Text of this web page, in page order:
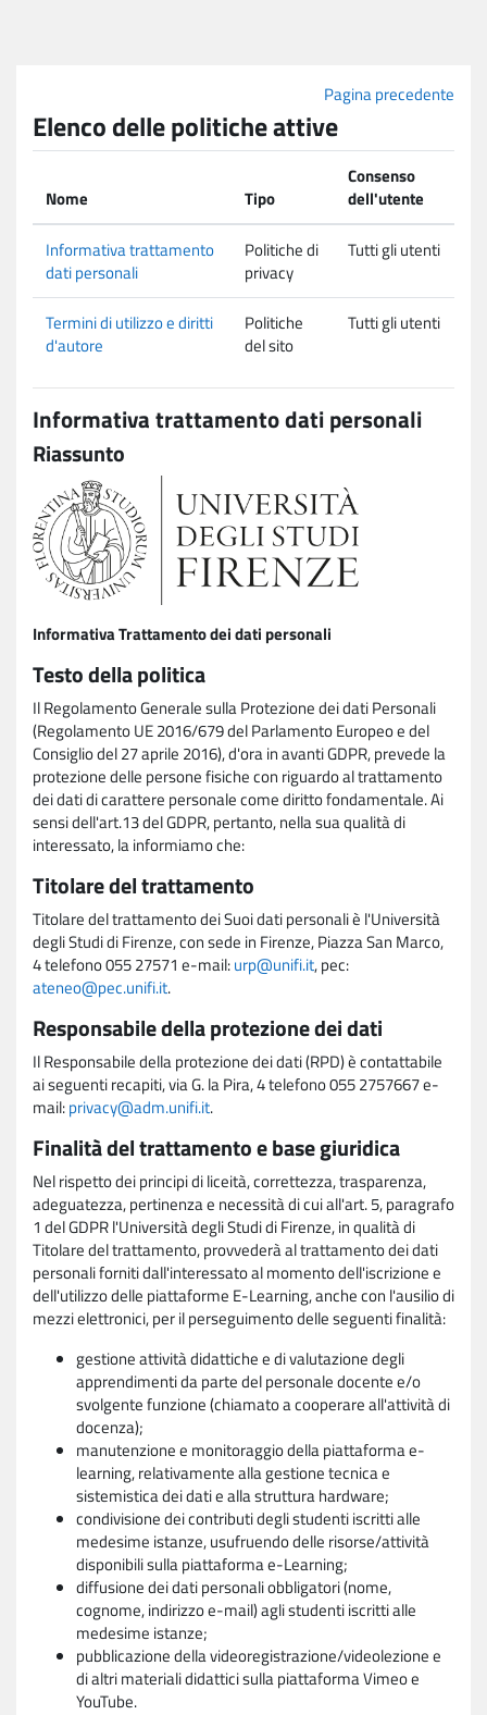
Pagina precedente
Elenco delle politiche attive
Nome Tipo
Consenso
dell'utente
Informativa trattamento
dati personali
Politiche di
privacy
Tutti gli utenti
Termini di utilizzo e diritti
d'autore
Politiche
del sito
Tutti gli utenti
Informativa trattamento dati personali
Riassunto
Informativa Trattamento dei dati personali
Testo della politica
Il Regolamento Generale sulla Protezione dei dati Personali
(Regolamento UE 2016/679 del Parlamento Europeo e del
Consiglio del 27 aprile 2016), d'ora in avanti GDPR, prevede la
protezione delle persone fisiche con riguardo al trattamento
dei dati di carattere personale come diritto fondamentale. Ai
sensi dell'art.13 del GDPR, pertanto, nella sua qualità di
interessato, la informiamo che:
Titolare del trattamento
Titolare del trattamento dei Suoi dati personali è l'Università
degli Studi di Firenze, con sede in Firenze, Piazza San Marco,
4 telefono 055 27571 e-mail:urp@unifi.it, pec:
ateneo@pec.unifi.it.
Responsabile della protezione dei dati
Il Responsabile della protezione dei dati (RPD) è contattabile
ai seguenti recapiti, via G. la Pira, 4 telefono 055 2757667 e-
mail:privacy@adm.unifi.it.
Finalità del trattamento e base giuridica
Nel rispetto dei principi di liceità, correttezza, trasparenza,
adeguatezza, pertinenza e necessità di cui all'art. 5, paragrafo
1 del GDPR l'Università degli Studi di Firenze, in qualità di
Titolare del trattamento, provvederà al trattamento dei dati
personali forniti dall'interessato al momento dell'iscrizione e
dell'utilizzo delle piattaforme E-Learning, anche con l'ausilio di
mezzi elettronici, per il perseguimento delle seguenti finalità:
gestione attività didattiche e di valutazione degli
apprendimenti da parte del personale docente e/o
svolgente funzione (chiamato a cooperare all'attività di
docenza);
manutenzione e monitoraggio della piattaforma e-
learning, relativamente alla gestione tecnica e
sistemistica dei dati e alla struttura hardware;
condivisione dei contributi degli studenti iscritti alle
medesime istanze, usufruendo delle risorse/attività
disponibili sulla piattaforma e-Learning;
diffusione dei dati personali obbligatori (nome,
cognome, indirizzo e-mail) agli studenti iscritti alle
medesime istanze;
pubblicazione della videoregistrazione/videolezione e
di altri materiali didattici sulla piattaforma Vimeo e
YouTube.